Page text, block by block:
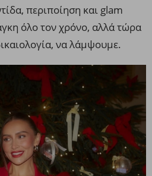
περιποίηση και glam
όλο τον χρόνο, αλλά τώρα
να λάμψουμε.